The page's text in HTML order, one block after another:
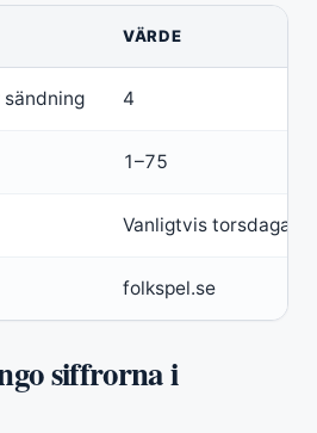
VÄRDE
sändning 4
1–75
Vanligtvis torsdagar
folkspel.se
siffrorna i